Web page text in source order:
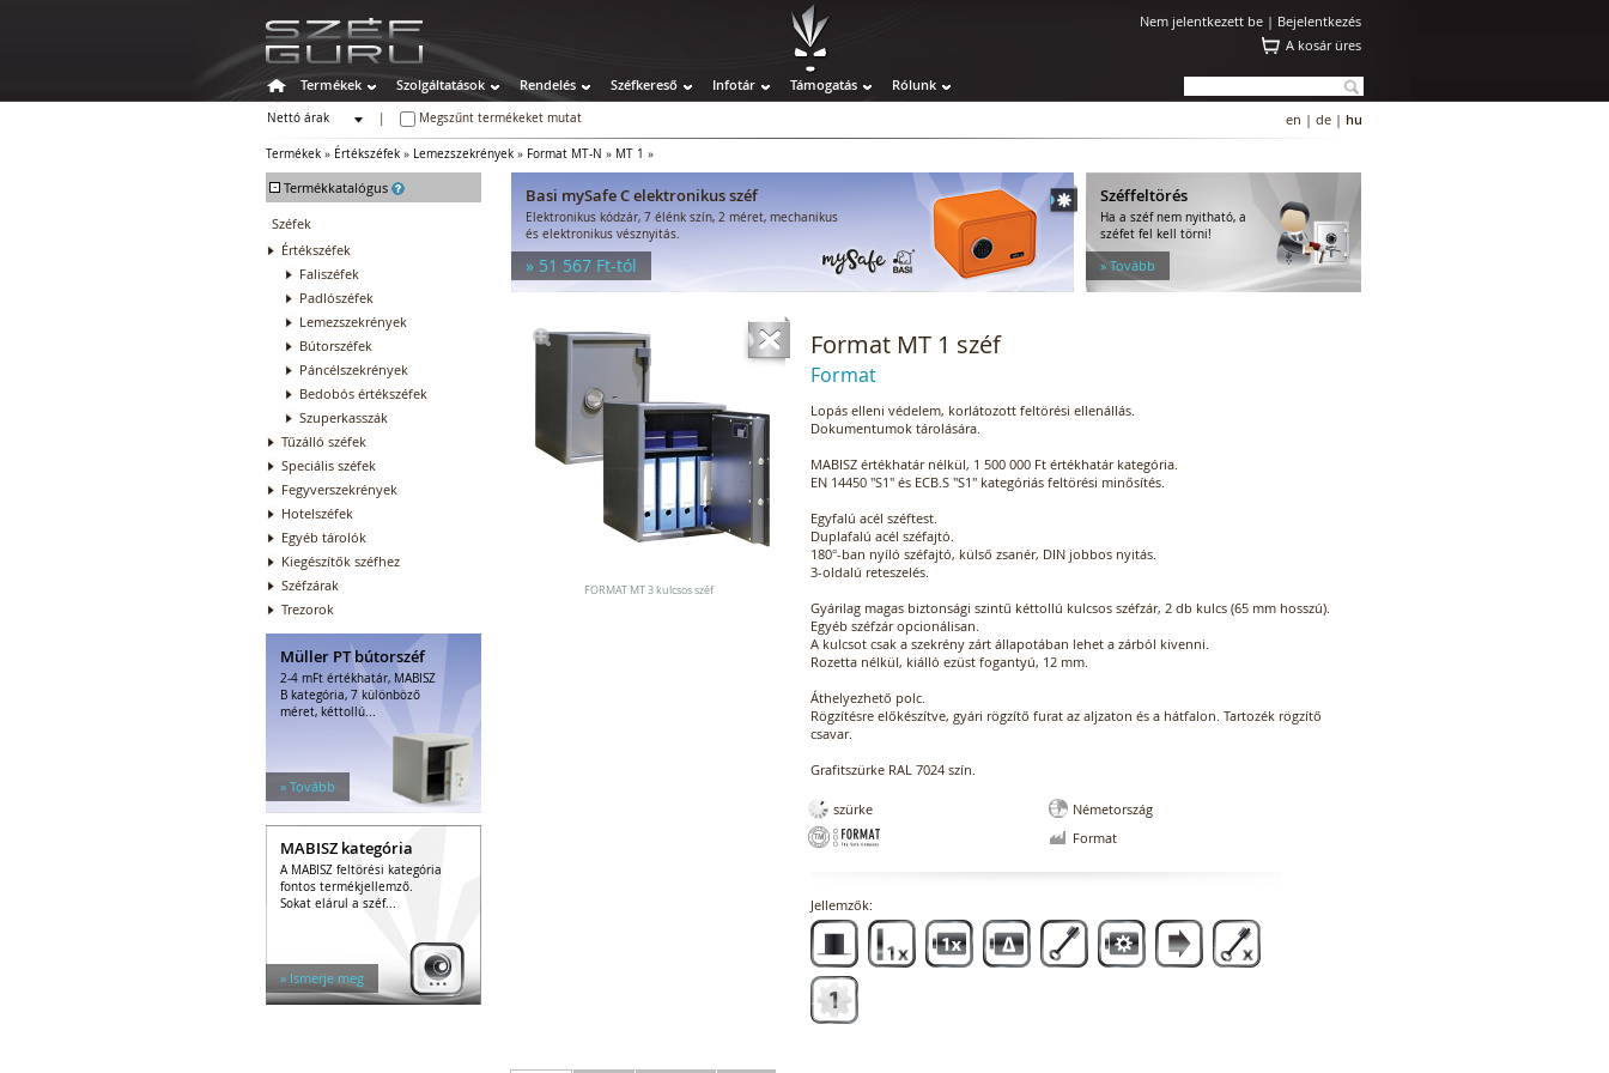
Nem jelentkezett be | Bejelentkezés
A kosár üres
Termékek Szolgáltatások Rendelés Széfkereső Infotár Támogatás Rólunk
Nettó árak
Megszűnt termékeket mutat en | de | hu
Termékek » Értékszéfek » Lemezszekrények » Format MT-N » MT 1 »
- Termékkatalógus
Széfek
Értékszéfek
Faliszéfek
Padlószéfek
Lemezszekrények
Bútorszéfek
Páncélszekrények
Bedobós értékszéfek
Szuperkasszák
Tűzálló széfek
Speciális széfek
Fegyverszekrények
Hotelszéfek
Egyéb tárolók
Kiegészítők széfhez
Széfzárak
Trezorok
Müller PT bútorszéf
2-4 mFt értékhatár, MABISZ
B kategória, 7 különböző
méret, kéttollú...
» Tovább
MABISZ kategória
A MABISZ feltörési kategória
fontos termékjellemző.
Sokat elárul a széf...
» Ismerje meg
Basi mySafe C elektronikus széf
Elektronikus kódzár, 7 élénk szín, 2 méret, mechanikus
és elektronikus vésznyitás.
» 51 567 Ft-tól
Széffeltörés
Ha a széf nem nyitható, a
széfet fel kell törni!
» Tovább
FORMAT MT 3 kulcsos széf
Format MT 1 széf
Format
Lopás elleni védelem, korlátozott feltörési ellenállás.
Dokumentumok tárolására.
MABISZ értékhatár nélkül, 1 500 000 Ft értékhatár kategória.
EN 14450 "S1" és ECB.S "S1" kategóriás feltörési minősítés.
Egyfalú acél széftest.
Duplafalú acél széfajtó.
180°-ban nyíló széfajtó, külső zsanér, DIN jobbos nyitás.
3-oldalú reteszelés.
Gyárilag magas biztonsági szintű kéttollú kulcsos széfzár, 2 db kulcs (65 mm hosszú).
Egyéb széfzár opcionálisan.
A kulcsot csak a szekrény zárt állapotában lehet a zárból kivenni.
Rozetta nélkül, kiálló ezüst fogantyú, 12 mm.
Áthelyezhető polc.
Rögzítésre előkészítve, gyári rögzítő furat az aljzaton és a hátfalon. Tartozék rögzítő
csavar.
Grafitszürke RAL 7024 szín.
szürke
Németország
Format
Jellemzők: